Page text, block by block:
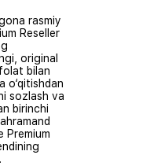
rasmiy
Reseller
original
bilan
o‘qitishdan
sozlash va
birinchi
Premium